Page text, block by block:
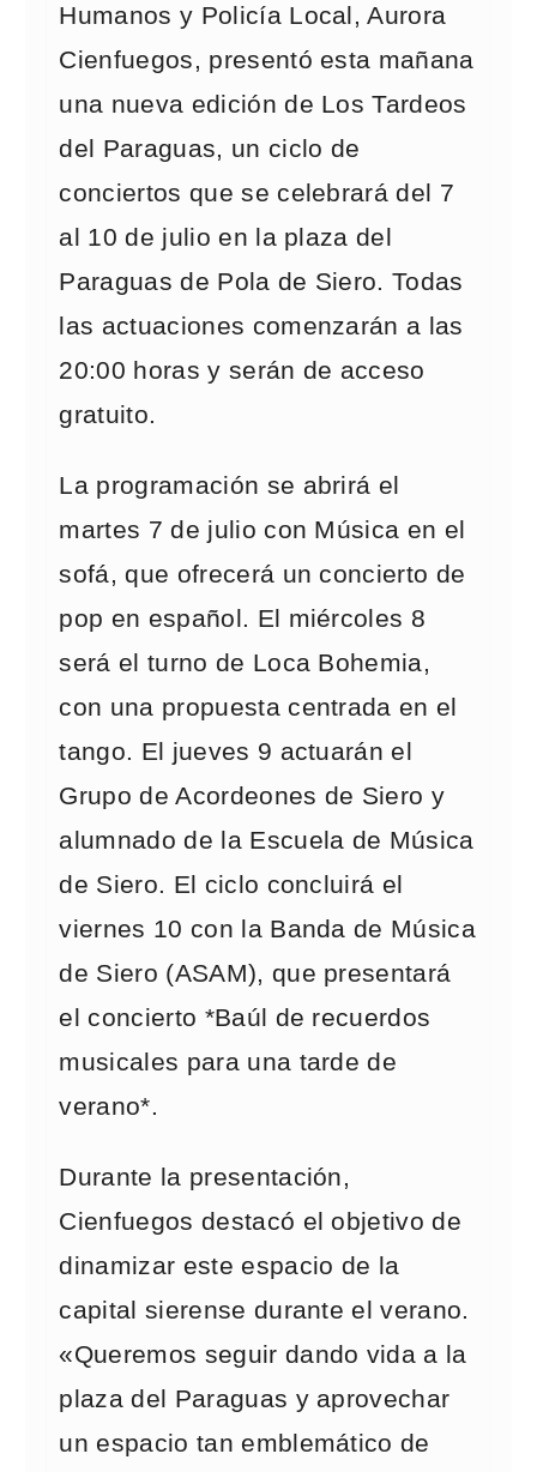
Humanos y Policía Local, Aurora
Cienfuegos, presentó esta mañana
una nueva edición de Los Tardeos
del Paraguas, un ciclo de
conciertos que se celebrará del 7
al 10 de julio en la plaza del
Paraguas de Pola de Siero. Todas
las actuaciones comenzarán a las
20:00 horas y serán de acceso
gratuito.
La programación se abrirá el
martes 7 de julio con Música en el
sofá, que ofrecerá un concierto de
pop en español. El miércoles 8
será el turno de Loca Bohemia,
con una propuesta centrada en el
tango. El jueves 9 actuarán el
Grupo de Acordeones de Siero y
alumnado de la Escuela de Música
de Siero. El ciclo concluirá el
viernes 10 con la Banda de Música
de Siero (ASAM), que presentará
el concierto *Baúl de recuerdos
musicales para una tarde de
verano*.
Durante la presentación,
Cienfuegos destacó el objetivo de
dinamizar este espacio de la
capital sierense durante el verano.
«Queremos seguir dando vida a la
plaza del Paraguas y aprovechar
un espacio tan emblemático de